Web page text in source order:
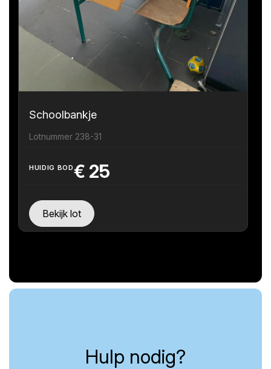
Schoolbankje
Lotnummer 238-31
HUIDIG BOD€ 25
Bekijk lot
Hulp nodig?